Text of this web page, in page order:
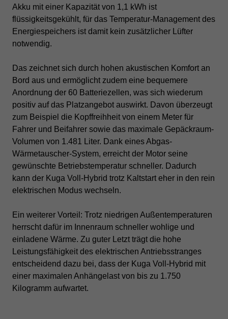
Akku mit einer Kapazität von 1,1 kWh ist
flüssigkeitsgekühlt, für das Temperatur-Management des
Energiespeichers ist damit kein zusätzlicher Lüfter
notwendig.
Das zeichnet sich durch hohen akustischen Komfort an
Bord aus und ermöglicht zudem eine bequemere
Anordnung der 60 Batteriezellen, was sich wiederum
positiv auf das Platzangebot auswirkt. Davon überzeugt
zum Beispiel die Kopffreihheit von einem Meter für
Fahrer und Beifahrer sowie das maximale Gepäckraum-
Volumen von 1.481 Liter. Dank eines Abgas-
Wärmetauscher-System, erreicht der Motor seine
gewünschte Betriebstemperatur schneller. Dadurch
kann der Kuga Voll-Hybrid trotz Kaltstart eher in den rein
elektrischen Modus wechseln.
Ein weiterer Vorteil: Trotz niedrigen Außentemperaturen
herrscht dafür im Innenraum schneller wohlige und
einladene Wärme. Zu guter Letzt trägt die hohe
Leistungsfähigkeit des elektrischen Antriebsstranges
entscheidend dazu bei, dass der Kuga Voll-Hybrid mit
einer maximalen Anhängelast von bis zu 1.750
Kilogramm aufwartet.